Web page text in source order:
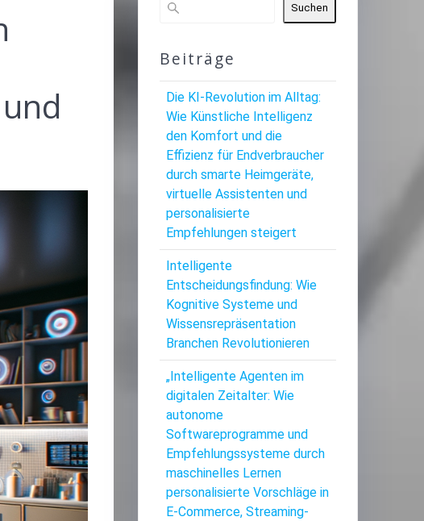
Suchen
Beiträge
Die KI-Revolution im Alltag:
Wie Künstliche Intelligenz
den Komfort und die
Effizienz für Endverbraucher
durch smarte Heimgeräte,
virtuelle Assistenten und
personalisierte
Empfehlungen steigert
Intelligente
Entscheidungsfindung: Wie
Kognitive Systeme und
Wissensrepräsentation
Branchen Revolutionieren
„Intelligente Agenten im
digitalen Zeitalter: Wie
autonome
Softwareprogramme und
Empfehlungssysteme durch
maschinelles Lernen
personalisierte Vorschläge in
E-Commerce, Streaming-